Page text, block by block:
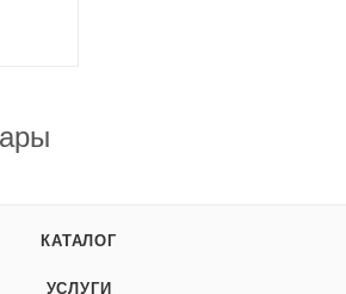
КАТАЛОГ
УСЛУГИ